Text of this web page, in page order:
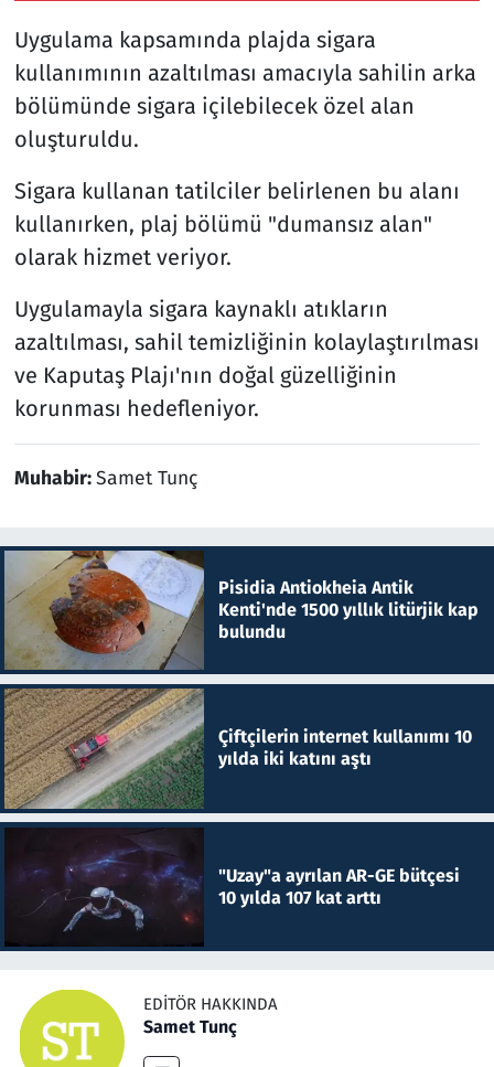
Uygulama kapsamında plajda sigara
kullanımının azaltılması amacıyla sahilin arka
bölümünde sigara içilebilecek özel alan
oluşturuldu.
Sigara kullanan tatilciler belirlenen bu alanı
kullanırken, plaj bölümü "dumansız alan"
olarak hizmet veriyor.
Uygulamayla sigara kaynaklı atıkların
azaltılması, sahil temizliğinin kolaylaştırılması
ve Kaputaş Plajı'nın doğal güzelliğinin
korunması hedefleniyor.
Muhabir:Samet Tunç
Pisidia Antiokheia Antik
Kenti'nde 1500 yıllık litürjik kap
bulundu
Çiftçilerin internet kullanımı 10
yılda iki katını aştı
"Uzay"a ayrılan AR-GE bütçesi
10 yılda 107 kat arttı
EDITÖR HAKKINDA
Samet Tunç
Televizyon